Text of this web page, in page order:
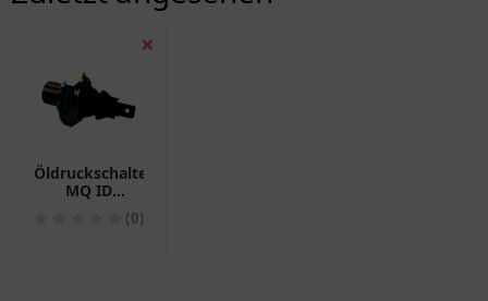
❌
Öldruckschalter
MQ ID
passend für:(0)